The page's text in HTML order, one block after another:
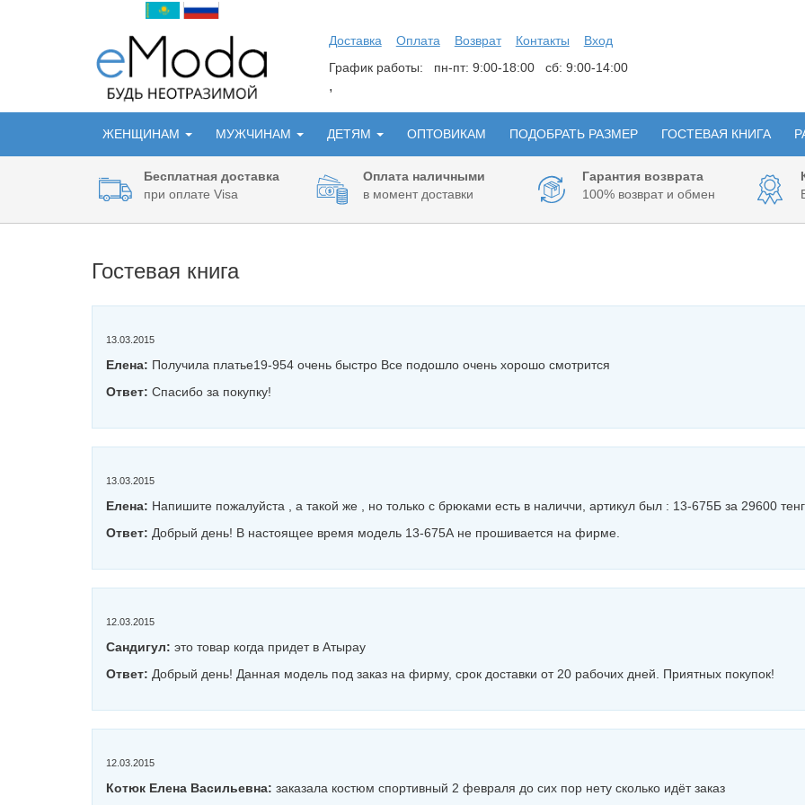
Доставка Оплата Возврат Контакты
Вход
График работы: пн-пт: 9:00-18:00 сб: 9:00-14:00
,
ЖЕНЩИНАМ МУЖЧИНАМ ДЕТЯМ ОПТОВИКАМ ПОДОБРАТЬ РАЗМЕР ГОСТЕВАЯ КНИГА
Бесплатная доставка
при оплате Visa
Оплата наличными
в момент доставки
Гарантия возврата
100% возврат и обмен
Гостевая книга
13.03.2015
Елена: Получила платье19-954 очень быстро Все подошло очень хорошо смотрится
Ответ: Спасибо за покупку!
13.03.2015
Елена: Напишите пожалуйста , а такой же , но только с брюками есть в наличчи, артикул был : 13-675Б за 29600
Ответ: Добрый день! В настоящее время модель 13-675А не прошивается на фирме.
12.03.2015
Сандигул: это товар когда придет в Атырау
Ответ: Добрый день! Данная модель под заказ на фирму, срок доставки от 20 рабочих дней. Приятных покупок!
12.03.2015
Котюк Елена Васильевна: заказала костюм спортивный 2 февраля до сих пор нету сколько идёт заказ